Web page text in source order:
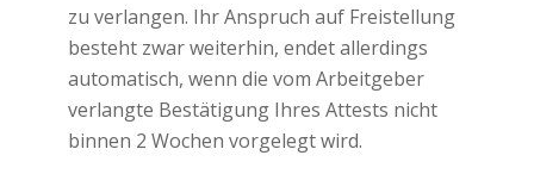
zu verlangen. Ihr Anspruch auf Freistellung
besteht zwar weiterhin, endet allerdings
automatisch, wenn die vom Arbeitgeber
verlangte Bestätigung Ihres Attests nicht
binnen 2 Wochen vorgelegt wird.